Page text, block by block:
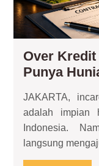
Over
Punya
JAKARTA,
adalah impian
Indonesia.
langsung